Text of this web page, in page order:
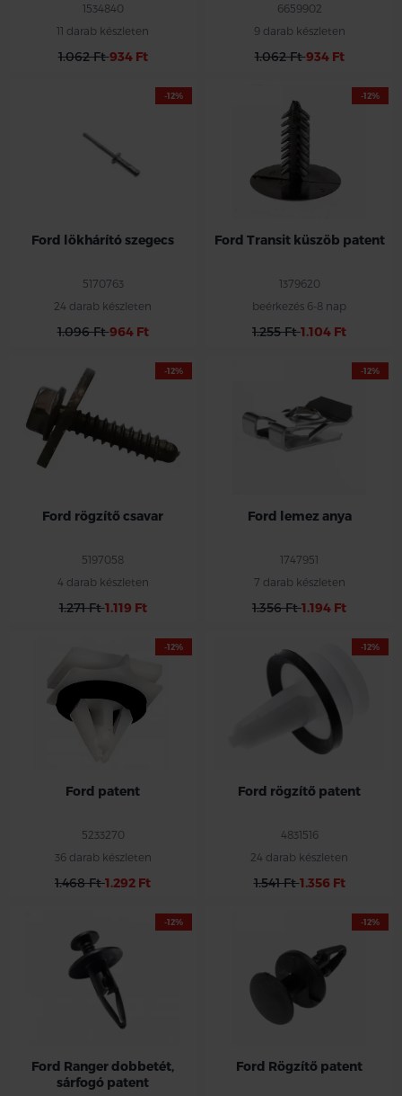
1534840
11 darab készleten
1.062 Ft934 Ft
6659902
9 darab készleten
1.062 Ft934 Ft
-12%
Ford lökhárító szegecs
5170763
24 darab készleten
1.096 Ft964 Ft
-12%
Ford Transit küszöb patent
1379620
beérkezés 6-8 nap
1.255 Ft1.104 Ft
-12%
Ford rögzítő csavar
5197058
4 darab készleten
1.271 Ft1.119 Ft
-12%
Ford lemez anya
1747951
7 darab készleten
1.356 Ft1.194 Ft
-12%
Ford patent
5233270
36 darab készleten
1.468 Ft1.292 Ft
-12%
Ford rögzítő patent
4831516
24 darab készleten
1.541 Ft1.356 Ft
-12%
Ford Ranger dobbetét,
sárfogó patent
-12%
Ford Rögzítő patent